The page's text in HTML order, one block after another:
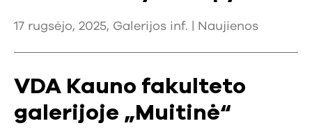
17 rugsėjo, 2025, Galerijos inf. | Naujienos
VDA Kauno fakulteto
galerijoje „Muitinė“